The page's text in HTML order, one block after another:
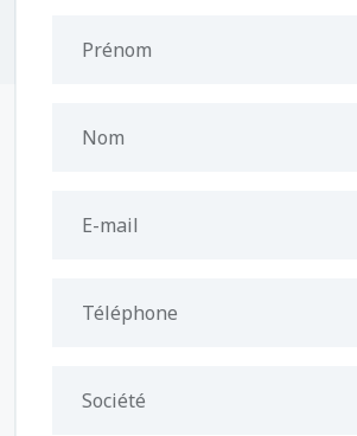
Prénom
Nom
E-mail
Téléphone
Société